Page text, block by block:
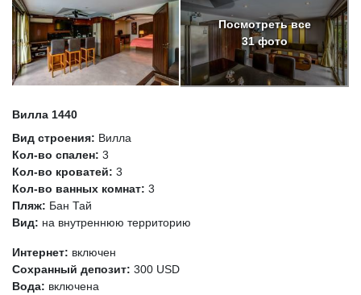
Посмотреть все
31 фото
Вилла 1440
Вид строения: Вилла
Кол-во спален: 3
Кол-во кроватей: 3
Кол-во ванных комнат: 3
Пляж: Бан Тай
Вид: на внутреннюю территорию
Интернет: включен
Сохранный депозит: 300 USD
Вода: включена